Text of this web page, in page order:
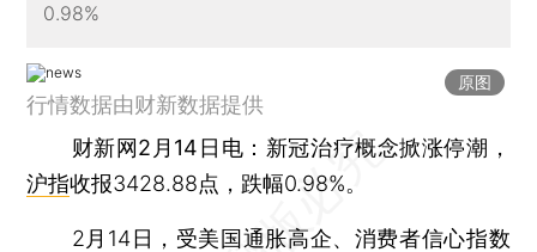
0.98%
原图
行情数据由财新数据提供
财新网2月14日电 ：新冠治疗概念掀涨停潮，
沪指收报3428.88点，跌幅0.98%。
2月14日，受美国通胀高企、消费者信心指数